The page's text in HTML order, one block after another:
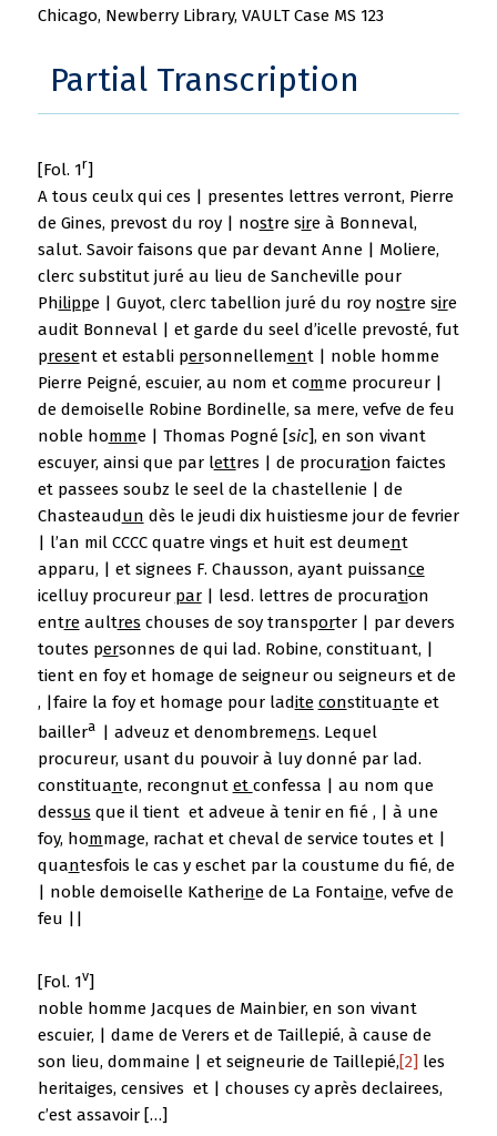
Chicago, Newberry Library, VAULT Case MS 123
Partial Transcription
[Fol. 1r]
A tous ceulx qui ces | presentes lettres verront, Pierre
de Gines, prevost du roy | nostre sire à Bonneval,
salut. Savoir faisons que par devant Anne | Moliere,
clerc substitut juré au lieu de Sancheville pour
Philippe | Guyot, clerc tabellion juré du roy nostre sire
audit Bonneval | et garde du seel d’icelle prevosté, fut
present et establi personnellement | noble homme
Pierre Peigné, escuier, au nom et comme procureur |
de demoiselle Robine Bordinelle, sa mere, vefve de feu
noble homme | Thomas Pogné [sic], en son vivant
escuyer, ainsi que par lettres | de procuration faictes
et passees soubz le seel de la chastellenie | de
Chasteaudun dès le jeudi dix huistiesme jour de fevrier
| l’an mil CCCC quatre vings et huit est deument
apparu, | et signees F. Chausson, ayant puissance
icelluy procureur par| lesd. lettres de procuration
entreaultres chouses de soy transporter | par devers
toutes personnes de qui lad. Robine, constituant, |
tient en foy et homage de seigneur ou seigneurs et de
, |faire la foy et homage pour ladite constituante et
baillera | adveuz et denombremens. Lequel
procureur, usant du pouvoir à luy donné par lad.
constituante, recongnut et confessa | au nom que
dessus que il tient et adveue à tenir en fié , | à une
foy, hommage, rachat et cheval de service toutes et |
quantesfois le cas y eschet par la coustume du fié, de
| noble demoiselle Katherine de La Fontaine, vefve de
feu ||
[Fol. 1v]
noble homme Jacques de Mainbier, en son vivant
escuier, | dame de Verers et de Taillepié, à cause de
son lieu, dommaine | et seigneurie de Taillepié,[2] les
heritaiges, censives et | chouses cy après declairees,
c’est assavoir […]